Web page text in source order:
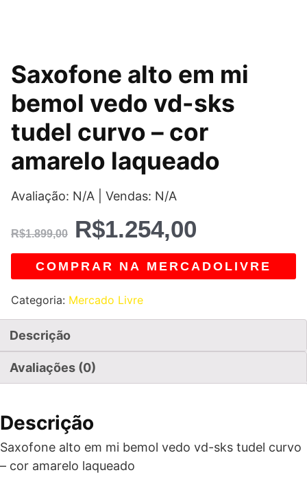
Saxofone alto em mi
bemol vedo vd-sks
tudel curvo – cor
amarelo laqueado
Avaliação: N/A | Vendas: N/A
R$1.899,00
O
preço
original
era:
R$1.899,00.
R$1.254,00
O
preço
atual
é:
COMPRAR NA MERCADOLIVRE
Categoria: Mercado Livre
Descrição
Avaliações (0)
Descrição
Saxofone alto em mi bemol vedo vd-sks tudel curvo
– cor amarelo laqueado